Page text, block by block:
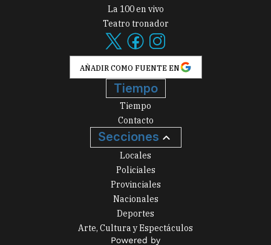
La 100 en vivo
Teatro tronador
AÑADIR COMO FUENTE EN
Tiempo
Tiempo
Contacto
Secciones
Locales
Policiales
Provinciales
Nacionales
Deportes
Arte, Cultura y Espectáculos